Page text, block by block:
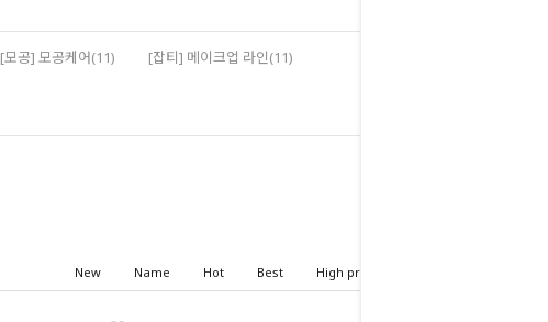
[모공] 모공케어(11) [잡티] 메이크업 라인(11)
New Name Hot Best High price